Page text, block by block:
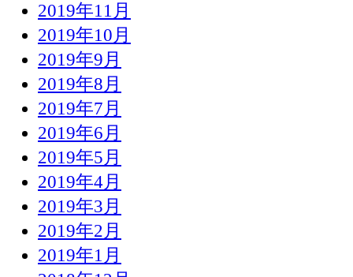
2019年11月
2019年10月
2019年9月
2019年8月
2019年7月
2019年6月
2019年5月
2019年4月
2019年3月
2019年2月
2019年1月